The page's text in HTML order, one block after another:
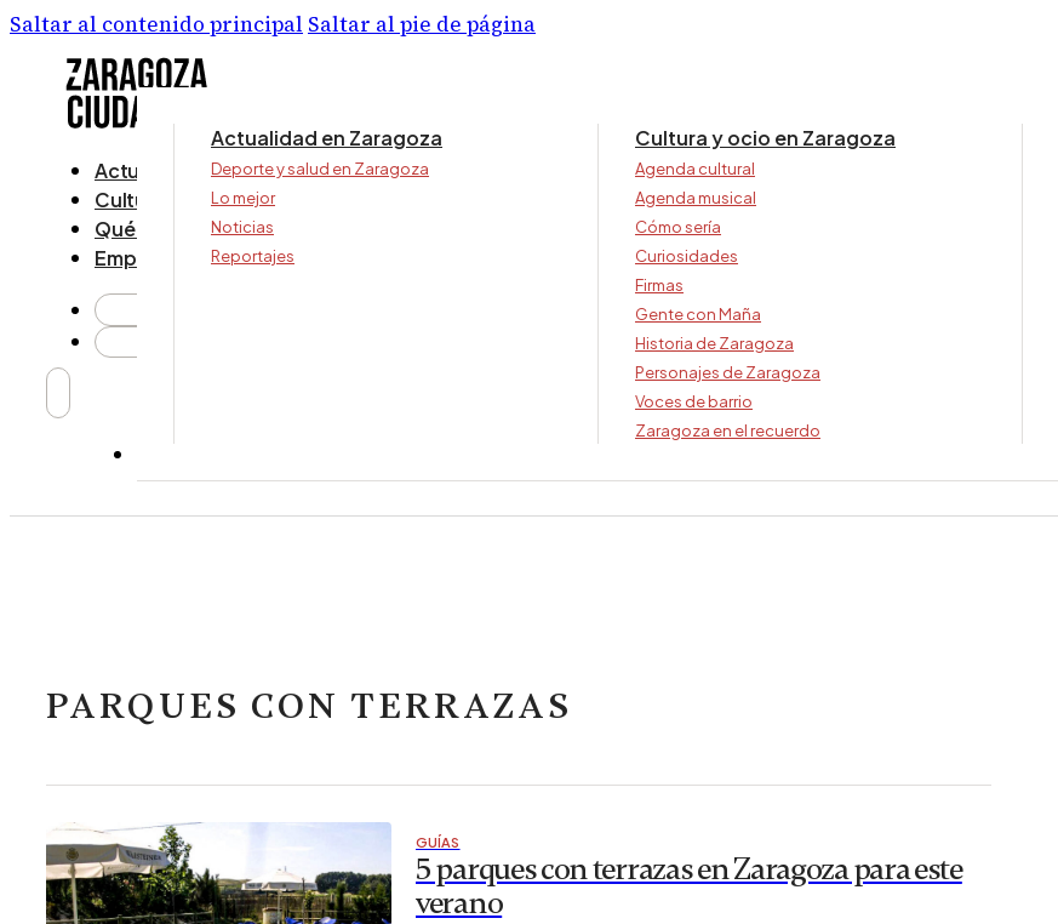
Saltar al contenido principal Saltar al pie de página
Actualidad
Cultura y ocio
Qué ver y hacer
Empresa
Actualidad en Zaragoza
Deporte y salud en Zaragoza
Lo mejor
Noticias
Reportajes
Cultura y ocio en Zaragoza
Agenda cultural
Agenda musical
Cómo sería
Curiosidades
Firmas
Gente con Maña
Historia de Zaragoza
Personajes de Zaragoza
Voces de barrio
Zaragoza en el recuerdo
PARQUES CON TERRAZAS
GUÍAS
5 parques con terrazas en Zaragoza para este
verano